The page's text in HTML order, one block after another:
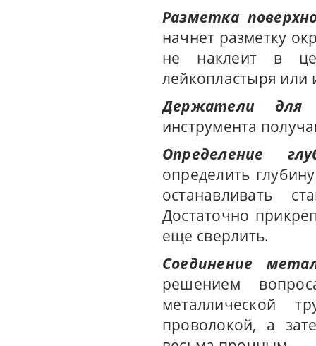
Разметка
начнет разметку
не наклеит в
лейкопластыря или
Держатели для
инструмента
Определение
определить
останавливать
Достаточно
еще сверлить.
Соединение
решением
металлической
проволокой, а